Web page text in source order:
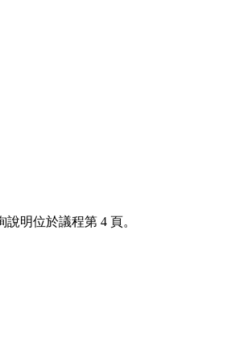
說明位於議程第 4 頁。